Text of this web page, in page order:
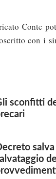
Conte
con i
sconfitti
salva